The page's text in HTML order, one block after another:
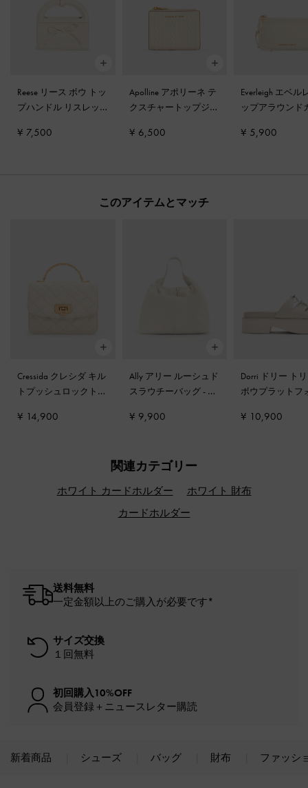
Reese リース ボウ トッ
プハンドル リスレッ
¥ 7,500
Apolline アポリーネ テ
クスチャートップジッ
ム
¥ 6,500
Everleigh エベル
ップアラウンド
¥ 5,900
このアイテムとマッチ
Cressida クレシダ キル
トプッシュロックトッ
リーム
¥ 14,900
Ally アリー ルーシュド
スラウチーバッグ- ク
¥ 9,900
Dorri ドリー ト
ボウプラットフ
¥ 10,900
関連カテゴリー
ホワイト カードホルダー
ホワイト 財布
カードホルダー
送料無料
一定金額以上のご購入が必要です*
サイズ交換
１回無料
初回購入10%OFF
会員登録＋ニュースレター購読
新着商品 シューズ バッグ 財布 ファッシ